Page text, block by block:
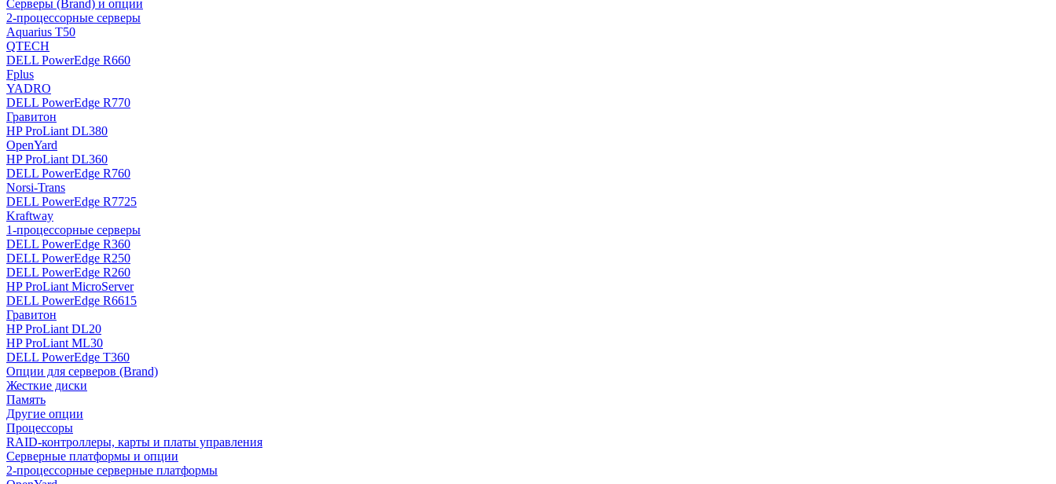
Серверы (Brand) и опции
2-процессорные серверы
Aquarius T50
QTECH
DELL PowerEdge R660
Fplus
YADRO
DELL PowerEdge R770
Гравитон
HP ProLiant DL380
OpenYard
HP ProLiant DL360
DELL PowerEdge R760
Norsi-Trans
DELL PowerEdge R7725
Kraftway
1-процессорные серверы
DELL PowerEdge R360
DELL PowerEdge R250
DELL PowerEdge R260
HP ProLiant MicroServer
DELL PowerEdge R6615
Гравитон
HP ProLiant DL20
HP ProLiant ML30
DELL PowerEdge T360
Опции для серверов (Brand)
Жесткие диски
Память
Другие опции
Процессоры
RAID-контроллеры, карты и платы управления
Серверные платформы и опции
2-процессорные серверные платформы